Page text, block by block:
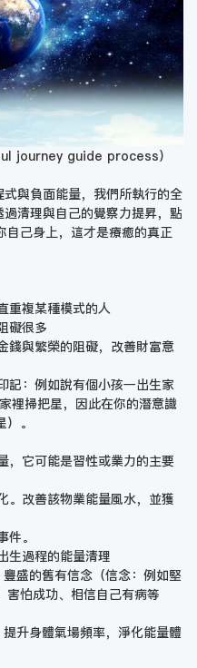
journey guide process）
與負面能量，我們所執行的全
清理與自己的覺察力提昇，點
自己身上，這才是療癒的真正
重複某種模式的人
礙很多
錢與繁榮的阻礙，改善財富意
記：例如說有個小孩一出生家
裡掃把星，因此在你的潛意識
。
，它可能是習性或業力的主要
。改善該物業能量風水，並獲
。
生過程的能量清理
盛的舊有信念（信念：例如堅
害怕成功、相信自己有病等
升身體氣場頻率，淨化能量體